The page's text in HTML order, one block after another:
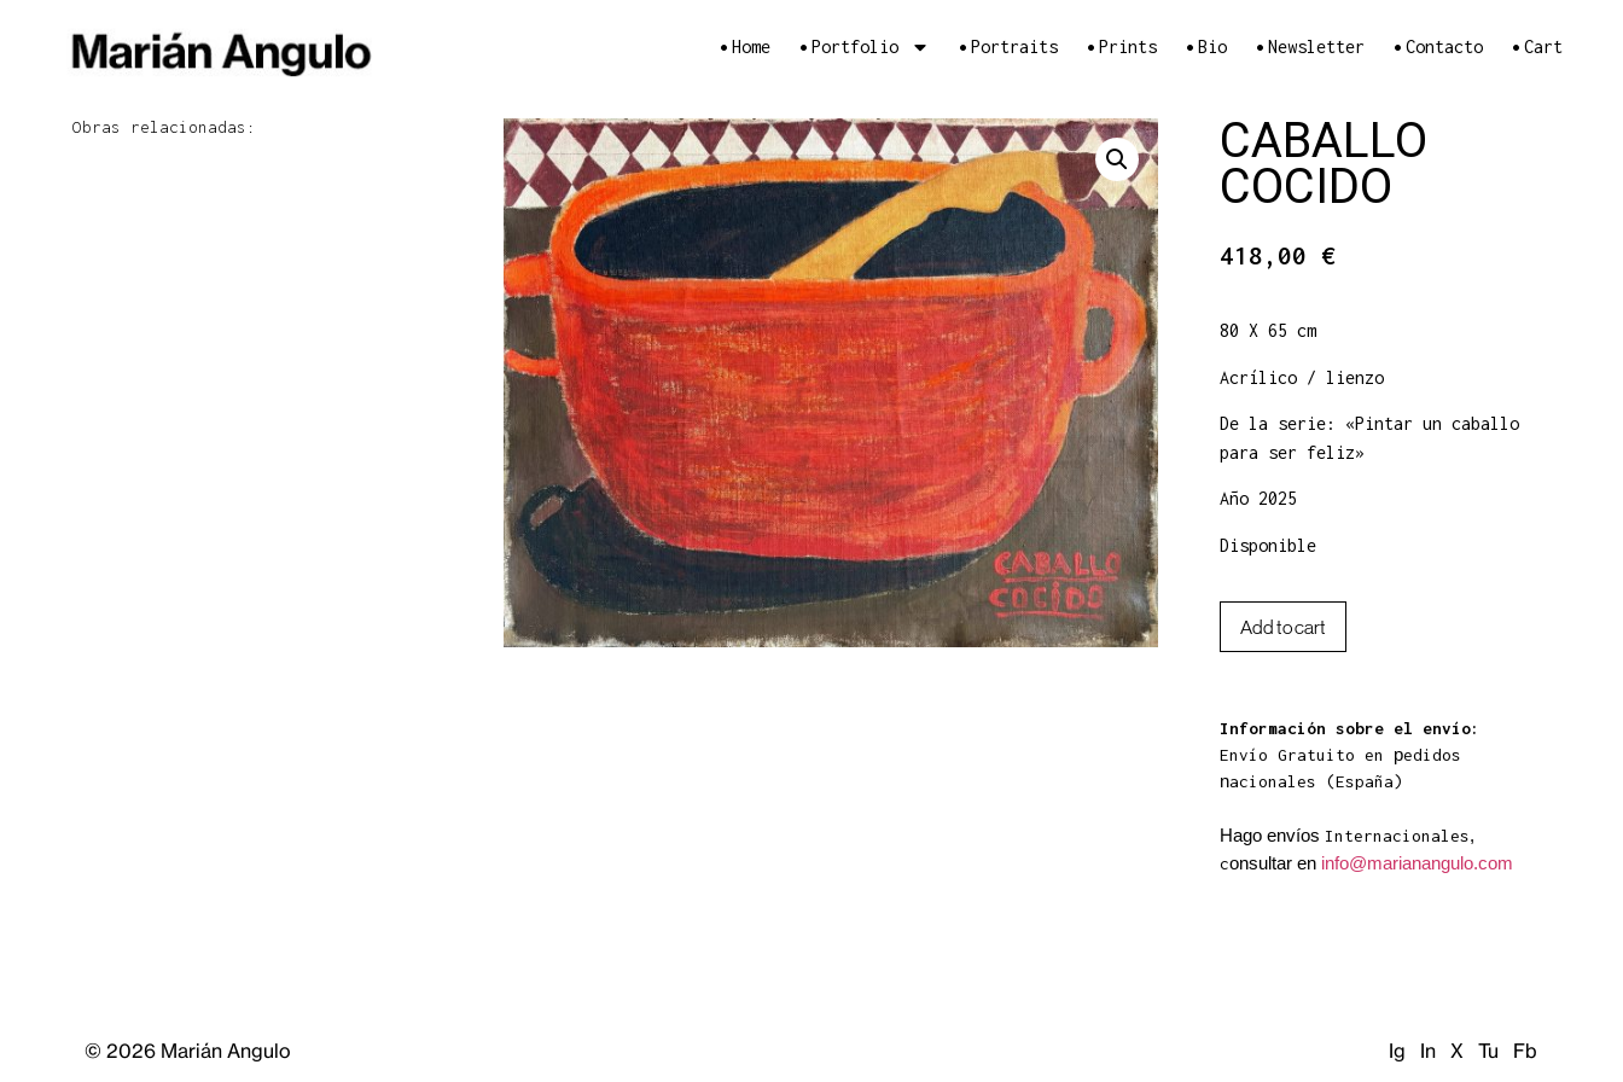
• Home • Portfolio • Portraits • Prints • Bio • Newsletter • Contacto • Cart
Obras relacionadas:
CABALLO
COCIDO
418,00€
80 X 65 cm
Acrílico / lienzo
De la serie: «Pintar un caballo
para ser feliz»
Año 2025
Disponible
Add to cart
Información sobre el envío:
Envío Gratuito en pedidos
nacionales (España)
Hago envíos Internacionales,
consultar en info@marianangulo.com
© 2026 Marián Angulo Ig In X Tu Fb